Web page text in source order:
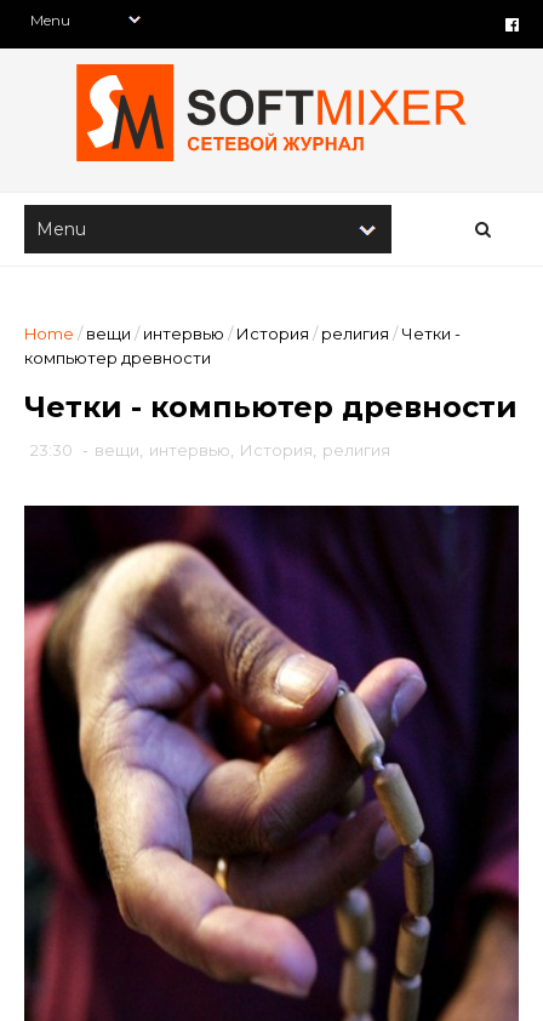
Home / вещи / интервью / История / религия / Четки -
компьютер древности
Четки - компьютер древности
23:30 - вещи интервью История религия